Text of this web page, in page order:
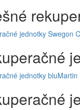
jednotky Swegon
jednotky bluMartin